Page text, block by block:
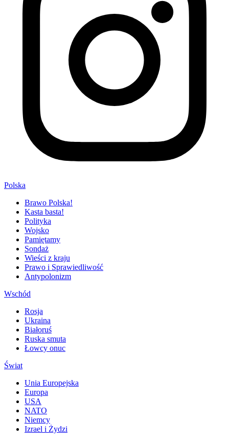
Polska
Brawo Polska!
Kasta basta!
Polityka
Wojsko
Pamiętamy
Sondaż
Wieści z kraju
Prawo i Sprawiedliwość
Antypolonizm
Wschód
Rosja
Ukraina
Białoruś
Ruska smuta
Łowcy onuc
Świat
Unia Europejska
Europa
USA
NATO
Niemcy
Izrael i Żydzi